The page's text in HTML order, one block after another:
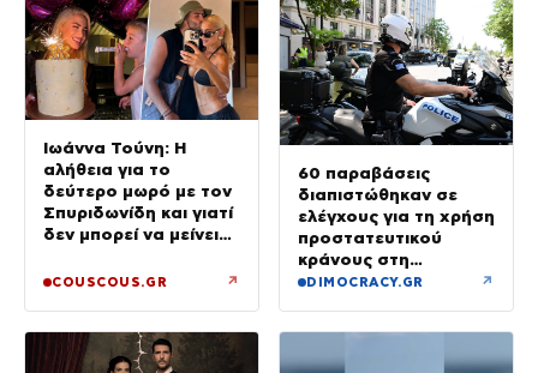
Ιωάννα Τούνη: Η
αλήθεια για το
δεύτερο μωρό με τον
Σπυριδωνίδη και γιατί
δεν μπορεί να μείνει
COUSCOUS.GR ↗
60 παραβάσεις
διαπιστώθηκαν σε
ελέγχους για τη χρήση
προστατευτικού
κράνους στη
Θεσσαλονίκη
DIMOCRACY.GR ↗